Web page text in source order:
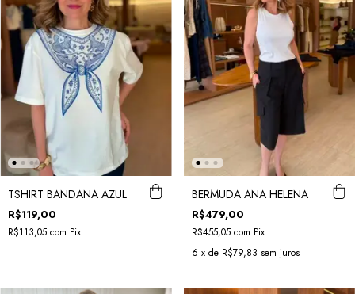
TSHIRT BANDANA AZUL
R$119,00
R$113,05 com Pix
BERMUDA ANA HELENA
R$479,00
R$455,05 com Pix
6 x de R$79,83 sem juros